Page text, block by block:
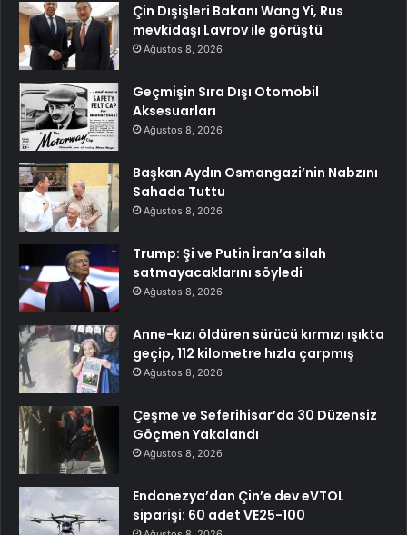
Çin Dışişleri Bakanı Wang Yi, Rus
mevkidaşı Lavrov ile görüştü
Ağustos 8, 2026
Geçmişin Sıra Dışı Otomobil
Aksesuarları
Ağustos 8, 2026
Başkan Aydın Osmangazi’nin Nabzını
Sahada Tuttu
Ağustos 8, 2026
Trump: Şi ve Putin İran’a silah
satmayacaklarını söyledi
Ağustos 8, 2026
Anne-kızı öldüren sürücü kırmızı ışıkta
geçip, 112 kilometre hızla çarpmış
Ağustos 8, 2026
Çeşme ve Seferihisar’da 30 Düzensiz
Göçmen Yakalandı
Ağustos 8, 2026
Endonezya’dan Çin’e dev eVTOL
siparişi: 60 adet VE25-100